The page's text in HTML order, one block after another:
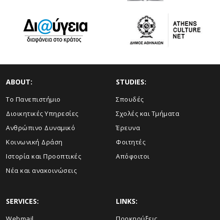
ABOUT:
Το Πανεπιστήμιο
Διοικητικές Υπηρεσίες
Ανθρώπινο Δυναμικό
Κοινωνική Δράση
Ιστορία και Προοπτικές
Νέα και ανακοινώσεις
STUDIES:
Σπουδές
Σχολές και Τμήματα
Έρευνα
Φοιτητές
Απόφοιτοι
SERVICES: LINKS: